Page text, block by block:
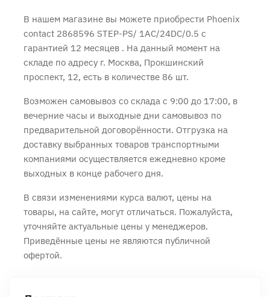
В нашем магазине вы можете приобрести Phoenix
contact 2868596 STEP-PS/ 1AC/24DC/0.5 с
гарантией 12 месяцев . На данный момент на
складе по адресу г. Москва, Прокшинский
проспект, 12, есть в количестве 86 шт.
Возможен самовывоз со склада с 9:00 до 17:00, в
вечерние часы и выходные дни самовывоз по
предварительной договорённости. Отгрузка на
доставку выбранных товаров транспортными
компаниями осуществляется ежедневно кроме
выходных в конце рабочего дня.
В связи изменениями курса валют, цены на
товары, на сайте, могут отличаться. Пожалуйста,
уточняйте актуальные цены у менеджеров.
Приведённые цены не являются публичной
офертой.